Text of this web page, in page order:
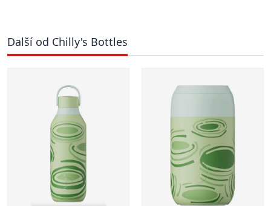
Další od Chilly's Bottles